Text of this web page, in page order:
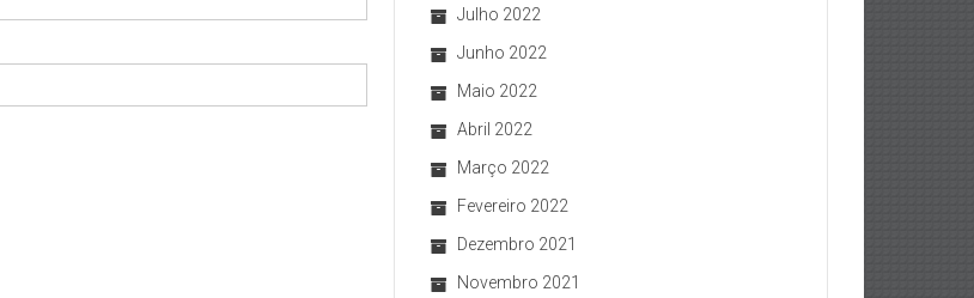
Julho 2022
Junho 2022
Maio 2022
Abril 2022
Março 2022
Fevereiro 2022
Dezembro 2021
Novembro 2021